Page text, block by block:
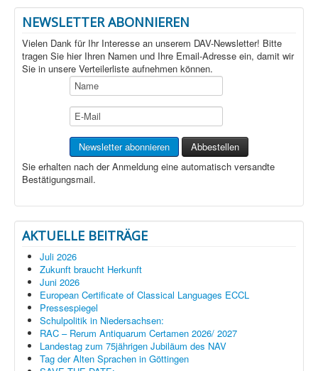
NEWSLETTER ABONNIEREN
Vielen Dank für Ihr Interesse an unserem DAV-Newsletter! Bitte
tragen Sie hier Ihren Namen und Ihre Email-Adresse ein, damit wir
Sie in unsere Verteilerliste aufnehmen können.
Sie erhalten nach der Anmeldung eine automatisch versandte
Bestätigungsmail.
AKTUELLE BEITRÄGE
Juli 2026
Zukunft braucht Herkunft
Juni 2026
European Certificate of Classical Languages ECCL
Pressespiegel
Schulpolitik in Niedersachsen:
RAC – Rerum Antiquarum Certamen 2026/ 2027
Landestag zum 75jährigen Jubiläum des NAV
Tag der Alten Sprachen in Göttingen